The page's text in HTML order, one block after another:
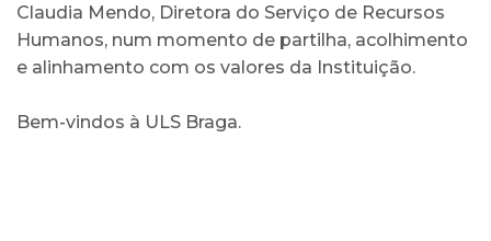
Claudia Mendo, Diretora do Serviço de Recursos
Humanos, num momento de partilha, acolhimento
e alinhamento com os valores da Instituição.
Bem-vindos à ULS Braga.